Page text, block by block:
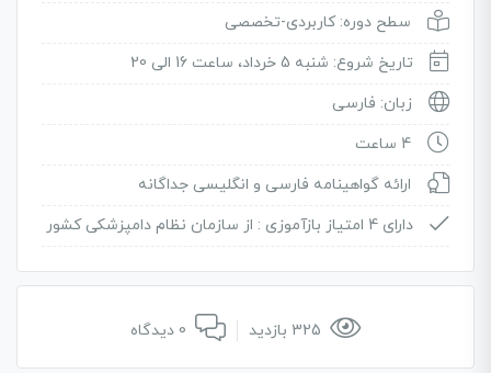
سطح دوره: کاربردی-تخصصی
تاریخ شروع: شنبه 5 خرداد، ساعت 16 الی 20
زبان: فارسی
4 ساعت
ارائه گواهینامه فارسی و انگلیسی جداگانه
دارای 4 امتیاز بازآموزی :
از سازمان نظام دامپزشکی کشور